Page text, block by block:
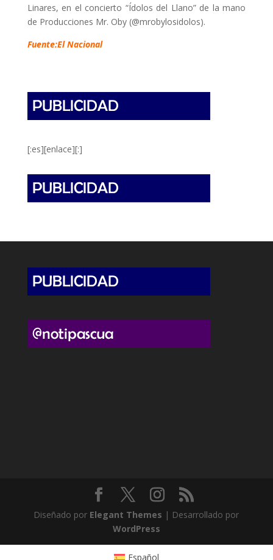
Linares, en el concierto “Ídolos del Llano” de la mano
de Producciones Mr. Oby (@mrobylosidolos).
Fuente:El Nacional
[:es][enlace][:]
Diseñado por Elegant Themes | Desarrollado por
WordPress
Español